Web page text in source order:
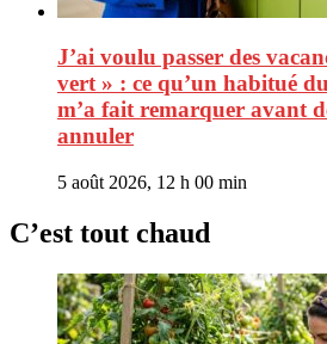
J’ai voulu passer des
vert » : ce qu’un habitué
m’a fait remarquer avant
annuler
5 août 2026, 12 h 00 min
C’est tout chaud